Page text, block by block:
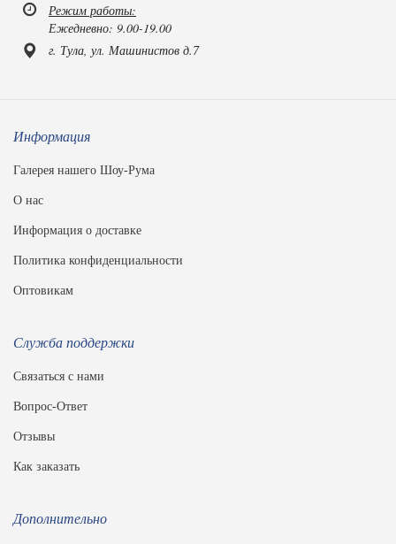
Режим работы:
Ежедневно: 9.00-19.00
г. Тула, ул. Машинистов д.7
Информация
Галерея нашего Шоу-Рума
О нас
Информация о доставке
Политика конфиденциальности
Оптовикам
Служба поддержки
Связаться с нами
Вопрос-Ответ
Отзывы
Как заказать
Дополнительно